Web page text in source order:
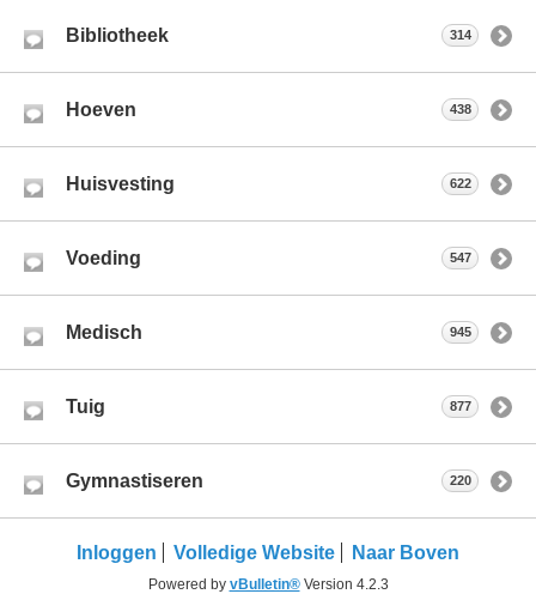
Bibliotheek 314
Hoeven 438
Huisvesting 622
Voeding 547
Medisch 945
Tuig 877
Gymnastiseren 220
Inloggen Volledige Website Naar Boven
Powered by vBulletin®Version 4.2.3